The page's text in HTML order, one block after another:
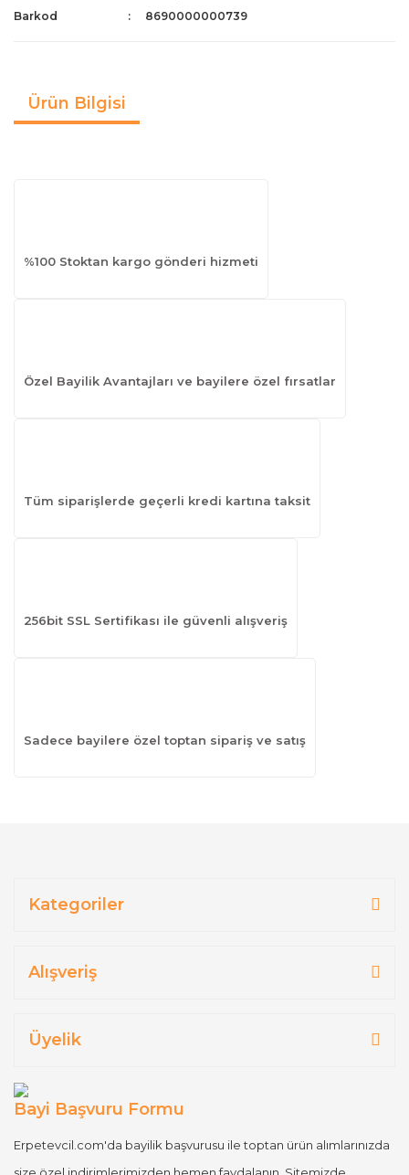
Barkod
8690000000739
Ürün Bilgisi
%100 Stoktan kargo gönderi hizmeti
Özel Bayilik Avantajları ve bayilere özel fırsatlar
Tüm siparişlerde geçerli kredi kartına taksit
256bit SSL Sertifikası ile güvenli alışveriş
Sadece bayilere özel toptan sipariş ve satış
Kategoriler
Alışveriş
Üyelik
Bayi Başvuru Formu
Erpetevcil.com'da bayilik başvurusu ile toptan ürün alımlarınızda
size özel indirimlerimizden hemen faydalanın. Sitemizde